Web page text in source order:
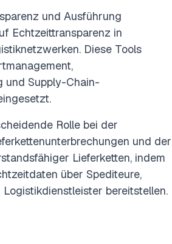
und Ausführung
Echtzeittransparenz in
Diese Tools
und Supply-Chain-
Rolle bei der
und der
Lieferketten, indem
über Spediteure,
bereitstellen.